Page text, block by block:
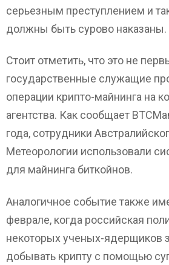
серьезным преступлением и
должны быть сурово наказаны.
Стоит отметить, что это не
государственные служащие
операции крипто-майнинга на
агентства. Как сообщает
года, сотрудники
Метеорологии использовали
для майнинга биткойнов.
Аналогичное событие также
феврале, когда российская
некоторых ученых-ядерщиков
добывать крипту с помощью